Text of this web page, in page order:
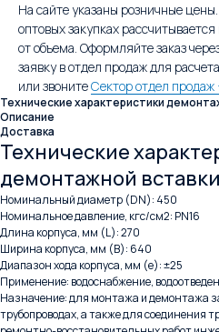
На сайте указаны розничные
оптовых закупках
от объема. Оформляйте заказ
заявку в отдел продаж для
или звонитеСектор отдел
Технические характеристики
Описание
Доставка
Технические
демонтажной
Номинальный диаметр (DN): 450
Номинальное давление, кгс/см2: PN16
Длина корпуса, мм (L): 270
Ширина корпуса, мм (B): 640
Диапазон хода корпуса, мм (e): ±25
Применение: водоснабжение,
Назначение: для монтажа и демонтажа
трубопроводах, а также для соединения